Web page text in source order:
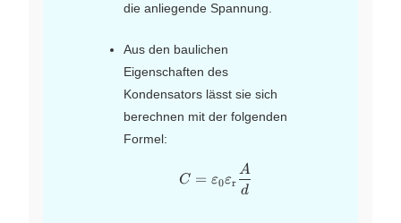
die anliegende Spannung.
Aus den baulichen
Eigenschaften des
Kondensators lässt sie sich
berechnen mit der folgenden
Formel:
C = ε0εr
d
A